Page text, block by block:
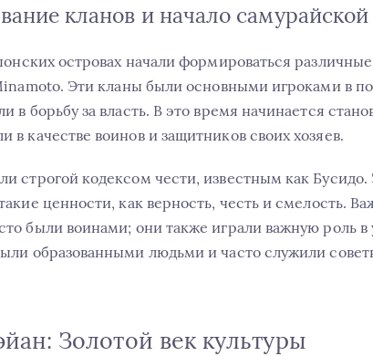
кланов и начало самурайской
островах начали формироваться
Эти кланы были основными игроками в
в борьбу за власть. В это время начинается
в качестве воинов и защитников своих хозяев.
строгой кодексом чести, известным как
ценности, как верность, честь и смелость.
были воинами; они также играли важную роль в
образованными людьми и часто служили
Золотой век культуры